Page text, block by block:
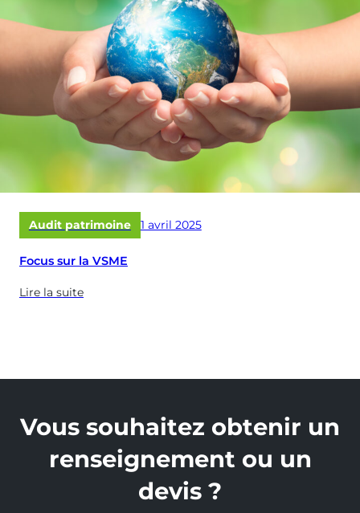
Audit patrimoine
Publié
le
1 avril 2025
Focus sur la VSME
Lire la suite
(à
VSME)
Vous souhaitez obtenir un
renseignement ou un
devis ?